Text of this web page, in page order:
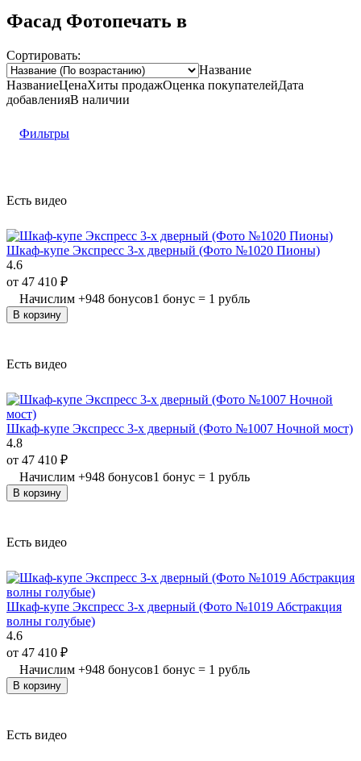
Фасад Фотопечать в
Сортировать:
Название
НазваниеЦенаХиты продажОценка покупателейДата
добавленияВ наличии
Фильтры
Есть видео
Шкаф-купе Экспресс 3-х дверный (Фото №1020 Пионы)
4.6
от 47 410 ₽
Начислим +948 бонусов1 бонус = 1 рубль
В корзину
Есть видео
Шкаф-купе Экспресс 3-х дверный (Фото №1007 Ночной мост)
4.8
от 47 410 ₽
Начислим +948 бонусов1 бонус = 1 рубль
В корзину
Есть видео
Шкаф-купе Экспресс 3-х дверный (Фото №1019 Абстракция
волны голубые)
4.6
от 47 410 ₽
Начислим +948 бонусов1 бонус = 1 рубль
В корзину
Есть видео